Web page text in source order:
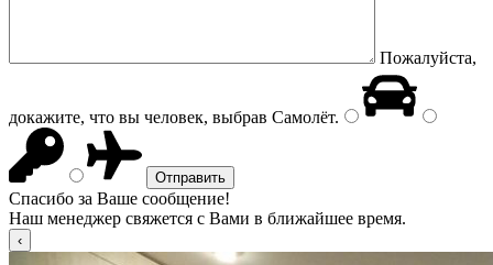
Пожалуйста,
докажите, что вы человек, выбрав Самолёт.
Спасибо за Ваше сообщение!
Наш менеджер свяжется с Вами в ближайшее время.